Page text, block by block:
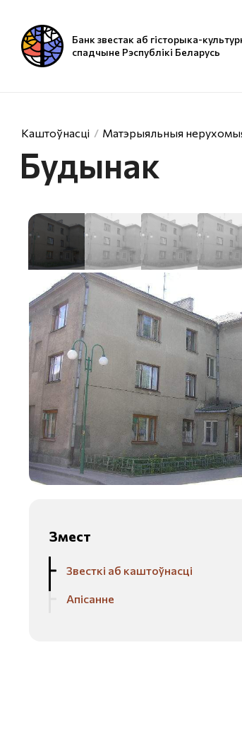
Банк звестак аб гісторыка-
спадчыне Рэспублікі Беларусь
Каштоўнасці Матэрыяльныя
Будынак
Змест
Звесткі аб каштоўнасці
Апісанне